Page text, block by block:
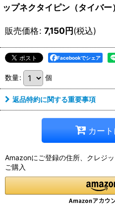
ップネクタイピン（タイバー）
販売価格: 7,150円(税込)
Facebookでシェア
数量: 個
返品特約に関する重要事項
カー
Amazonにご登録の住所、クレジ
ご購入